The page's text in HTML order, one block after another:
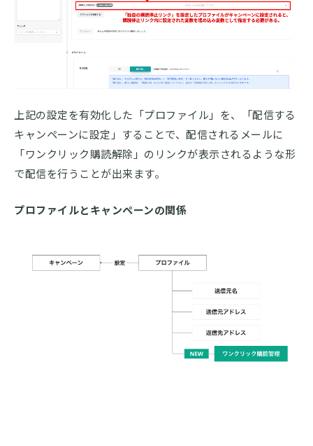
上記の設定を有効化した「プロファイル」を、「配信する
キャンペーンに設定」することで、配信されるメールに
「ワンクリック購読解除」のリンクが表示されるような形
で配信を行うことが出来ます。
プロファイルとキャンペーンの関係